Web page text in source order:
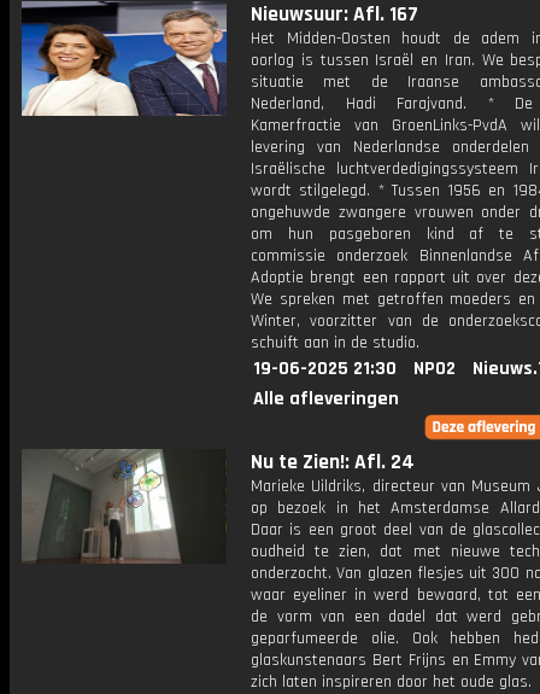
Nieuwsuur: Afl. 167
Het Midden-Oosten houdt de adem
oorlog is tussen Israël en Iran. We
situatie met de Iraanse
Nederland, Hadi Farajvand. * De
Kamerfractie van GroenLinks-PvdA
levering van Nederlandse
Israëlische luchtverdedigingssysteem
wordt stilgelegd. * Tussen 1956 en
ongehuwde zwangere vrouwen onder
om hun pasgeboren kind af te
commissie onderzoek Binnenlandse
Adoptie brengt een rapport uit over
We spreken met getroffen moeders en
Winter, voorzitter van de
schuift aan in de studio.
19-06-2025 21:30 NPO2
Alle afleveringen
Nu te Zien!: Afl. 24
Marieke Uildriks, directeur van Museum
op bezoek in het Amsterdamse
Daar is een groot deel van de
oudheid te zien, dat met nieuwe
onderzocht. Van glazen flesjes uit 300
waar eyeliner in werd bewaard, tot
de vorm van een dadel dat werd
geparfumeerde olie. Ook hebben
glaskunstenaars Bert Frijns en Emmy
zich laten inspireren door het oude glas.